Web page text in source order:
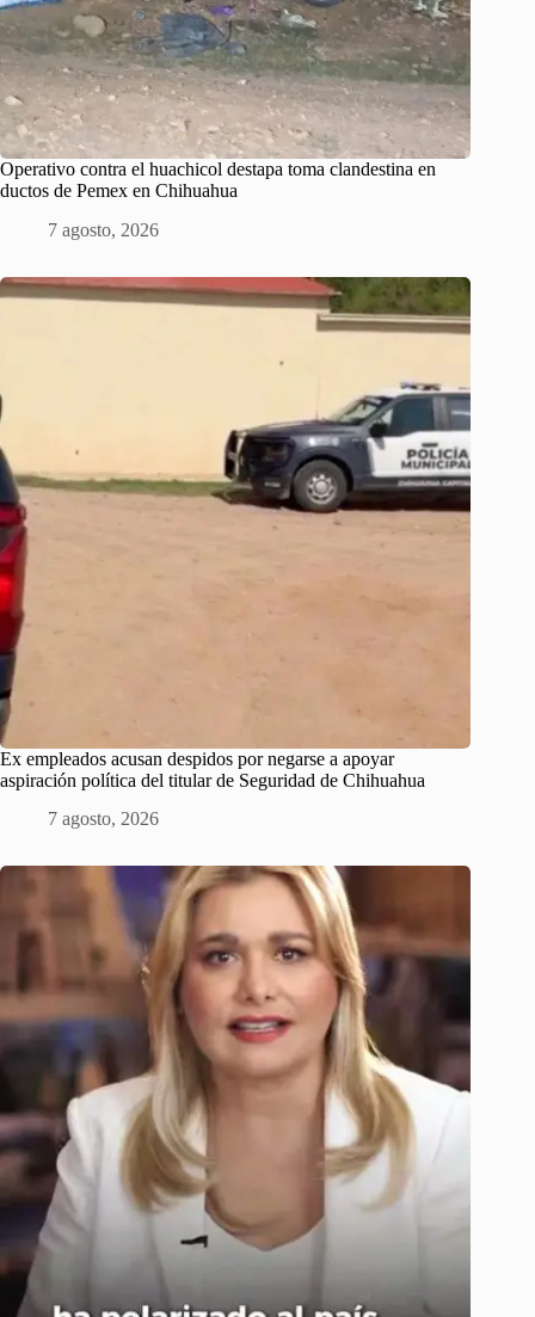
Operativo contra el huachicol destapa toma clandestina en
ductos de Pemex en Chihuahua
7 agosto, 2026
Ex empleados acusan despidos por negarse a apoyar
aspiración política del titular de Seguridad de Chihuahua
7 agosto, 2026